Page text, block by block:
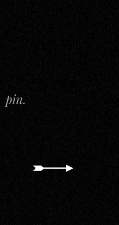
pin